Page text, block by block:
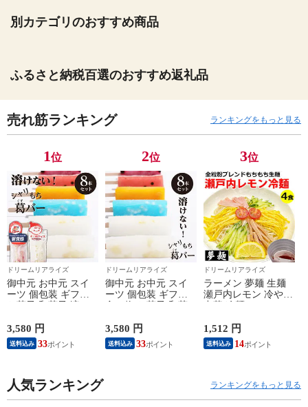
別カテゴリのおすすめ商品
ふるさと納税百選のおすすめ返礼品
売れ筋ランキング ランキングをもっと見る
1位
ドリームリアライズ
御中元 お中元 スイ
ーツ 個包装 ギフト
アイスクリーム 葛
アイス バー スイー
ツ シャリもち葛バー
入りセット 福々庵
くずバー 葛キャンデ
3,580 円
送料込み 33
2位
ドリームリアライズ
御中元 お中元 スイ
ーツ 個包装 ギフト
クリーム 葛 アイス
バー スイーツ 溶け
ないアイス 葛キャン
3,580 円
送料込み 33
3位
ドリームリアライズ
ラーメン 夢麺 生麺
瀬戸内レモン 冷やし
スープ 生ラーメン 4
食セット 生ラーメン
熟成生麺 110g 4食セ
中華そば お取り寄せ
1,512 円
送料込み 14
人気ランキング ランキングをもっと見る